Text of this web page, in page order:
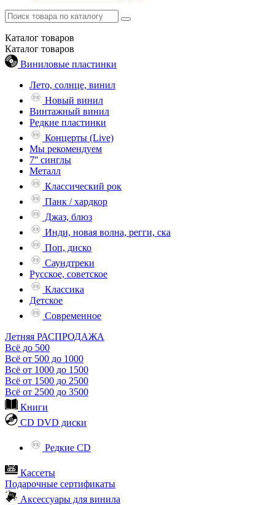
Каталог товаров
Каталог товаров
Виниловые пластинки
Лето, солнце, винил
Новый винил
Винтажный винил
Редкие пластинки
Концерты (Live)
Мы рекомендуем
7'' синглы
Металл
Классический рок
Панк / хардкор
Джаз, блюз
Инди, новая волна, регги, ска
Поп, диско
Саундтреки
Русское, советское
Классика
Детское
Современное
Летняя РАСПРОДАЖА
Всё до 500
Всё от 500 до 1000
Всё от 1000 до 1500
Всё от 1500 до 2500
Всё от 2500 до 3500
Книги
CD DVD диски
Редкие CD
Кассеты
Подарочные сертификаты
Аксессуары для винила